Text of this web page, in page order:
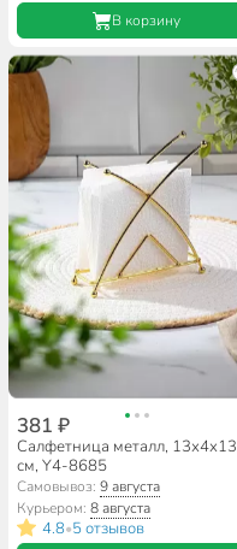
В корзину
381 ₽
Салфетница металл, 13х4х13
см, Y4-8685
Самовывоз:9 августа
Курьером:8 августа
4.8•5 отзывов